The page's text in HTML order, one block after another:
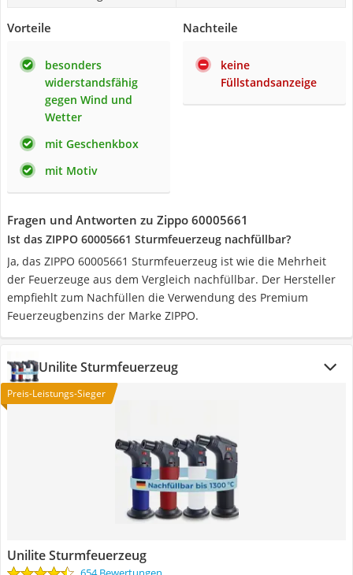
Vorteile
besonders
widerstandsfähig
gegen Wind und
Wetter
mit Geschenkbox
mit Motiv
Nachteile
keine
Füllstandsanzeige
Fragen und Antworten zu Zippo 60005661
Ist das ZIPPO 60005661 Sturmfeuerzeug nachfüllbar?
Ja, das ZIPPO 60005661 Sturmfeuerzeug ist wie die Mehrheit
der Feuerzeuge aus dem Vergleich nachfüllbar. Der Hersteller
empfiehlt zum Nachfüllen die Verwendung des Premium
Feuerzeugbenzins der Marke ZIPPO.
Unilite Sturmfeuerzeug
Preis-Leistungs-Sieger
Unilite Sturmfeuerzeug